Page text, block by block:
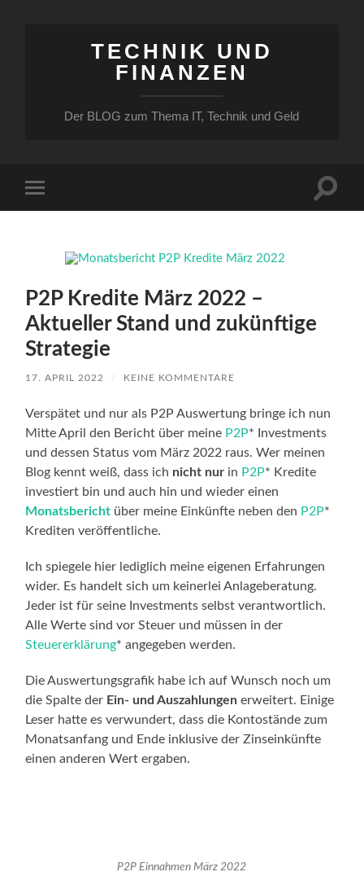
TECHNIK UND
FINANZEN
Der BLOG zum Thema IT, Technik und Geld
Menü
P2P Kredite März 2022 –
Aktueller Stand und zukünftige
Strategie
17. APRIL 2022 / KEINE KOMMENTARE
Verspätet und nur als P2P Auswertung bringe ich nun
Mitte April den Bericht über meine P2P* Investments
und dessen Status vom März 2022 raus. Wer meinen
Blog kennt weiß, dass ich nicht nur in P2P* Kredite
investiert bin und auch hin und wieder einen
Monatsbericht über meine Einkünfte neben den P2P*
Krediten veröffentliche.
Ich spiegele hier lediglich meine eigenen Erfahrungen
wider. Es handelt sich um keinerlei Anlageberatung.
Jeder ist für seine Investments selbst verantwortlich.
Alle Werte sind vor Steuer und müssen in der
Steuererklärung* angegeben werden.
Die Auswertungsgrafik habe ich auf Wunsch noch um
die Spalte der Ein- und Auszahlungen erweitert. Einige
Leser hatte es verwundert, dass die Kontostände zum
Monatsanfang und Ende inklusive der Zinseinkünfte
einen anderen Wert ergaben.
P2P Einnahmen März 2022